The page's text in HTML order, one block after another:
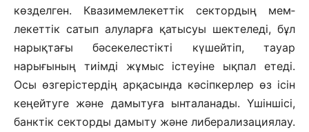
көзделген. Квазимемлекеттік сектордың мем­
лекеттік сатып алуларға қатысуы шектеледі, бұл
нарықтағы бәсекелестікті күшейтіп, тауар
нарығының тиімді жұмыс істеуіне ықпал етеді.
Осы өзгеріс­тердің арқасында кәсіпкерлер өз ісін
кеңейтуге және дамытуға ынталанады. Үшіншісі,
банктік секторды дамыту және либерализациялау.